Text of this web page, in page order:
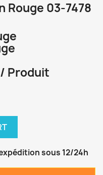
Rouge 03-7478
Produit
sous 12/24h